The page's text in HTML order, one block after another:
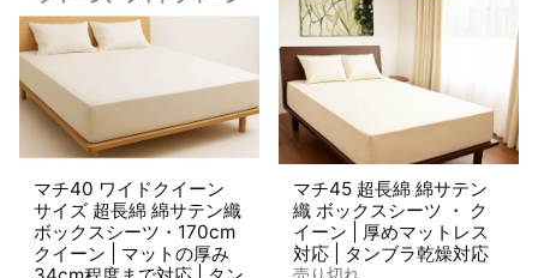
マチ40 ワイドクイーン
サイズ 超長綿 綿サテン織
ボックスシーツ・170cm
クイーン | マットの厚み
マチ45 超長綿 綿サテン
織 ボックスシーツ ・ ク
イーン | 厚めマットレス
対応 | タンブラ乾燥対応